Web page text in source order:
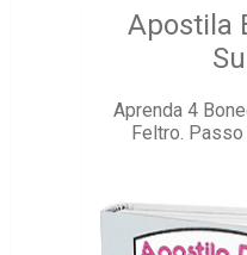
Apostila
Aprenda 4
Feltro.